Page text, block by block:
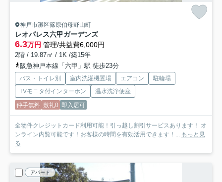
神戸市灘区篠原伯母野山町
レオパレス六甲ガーデンズ
6.3万円 管理/共益費6,000円
2階 / 19.87㎡ / 1K /築15年
阪急神戸本線「六甲」駅 徒歩23分
バス・トイレ別 室内洗濯機置場 エアコン
駐輪場
TVモニタ付インターホン
温水洗浄便座
仲手無料 敷礼0 即入居可
全物件クレジットカード利用可能！引っ越し割引サービスあります！ オ
ンライン内覧可能です！お客様の時間を有効活用できます！... もっと見
る
アパート